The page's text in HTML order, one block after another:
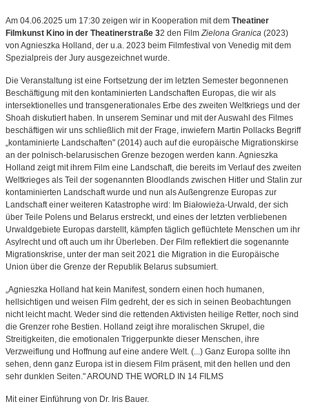
Am 04.06.2025 um 17:30 zeigen wir in Kooperation mit dem Theatiner
Filmkunst Kino in der Theatinerstraße 32 den FilmZielona Granica (2023)
von Agnieszka Holland, der u.a. 2023 beim Filmfestival von Venedig mit dem
Spezialpreis der Jury ausgezeichnet wurde.
Die Veranstaltung ist eine Fortsetzung der im letzten Semester begonnenen
Beschäftigung mit den kontaminierten Landschaften Europas, die wir als
intersektionelles und transgenerationales Erbe des zweiten Weltkriegs und der
Shoah diskutiert haben. In unserem Seminar und mit der Auswahl des Filmes
beschäftigen wir uns schließlich mit der Frage, inwiefern Martin Pollacks Begriff
„kontaminierte Landschaften" (2014) auch auf die europäische Migrationskirse
an der polnisch-belarusischen Grenze bezogen werden kann. Agnieszka
Holland zeigt mit ihrem Film eine Landschaft, die bereits im Verlauf des zweiten
Weltkrieges als Teil der sogenannten Bloodlands zwischen Hitler und Stalin zur
kontaminierten Landschaft wurde und nun als Außengrenze Europas zur
Landschaft einer weiteren Katastrophe wird: Im Białowieża-Urwald, der sich
über Teile Polens und Belarus erstreckt, und eines der letzten verbliebenen
Urwaldgebiete Europas darstellt, kämpfen täglich geflüchtete Menschen um ihr
Asylrecht und oft auch um ihr Überleben. Der Film reflektiert die sogenannte
Migrationskrise, unter der man seit 2021 die Migration in die Europäische
Union über die Grenze der Republik Belarus subsumiert.
„Agnieszka Holland hat kein Manifest, sondern einen hoch humanen,
hellsichtigen und weisen Film gedreht, der es sich in seinen Beobachtungen
nicht leicht macht. Weder sind die rettenden Aktivisten heilige Retter, noch sind
die Grenzer rohe Bestien. Holland zeigt ihre moralischen Skrupel, die
Streitigkeiten, die emotionalen Triggerpunkte dieser Menschen, ihre
Verzweiflung und Hoffnung auf eine andere Welt. (...) Ganz Europa sollte ihn
sehen, denn ganz Europa ist in diesem Film präsent, mit den hellen und den
sehr dunklen Seiten." AROUND THE WORLD IN 14 FILMS
Mit einer Einführung von Dr. Iris Bauer.